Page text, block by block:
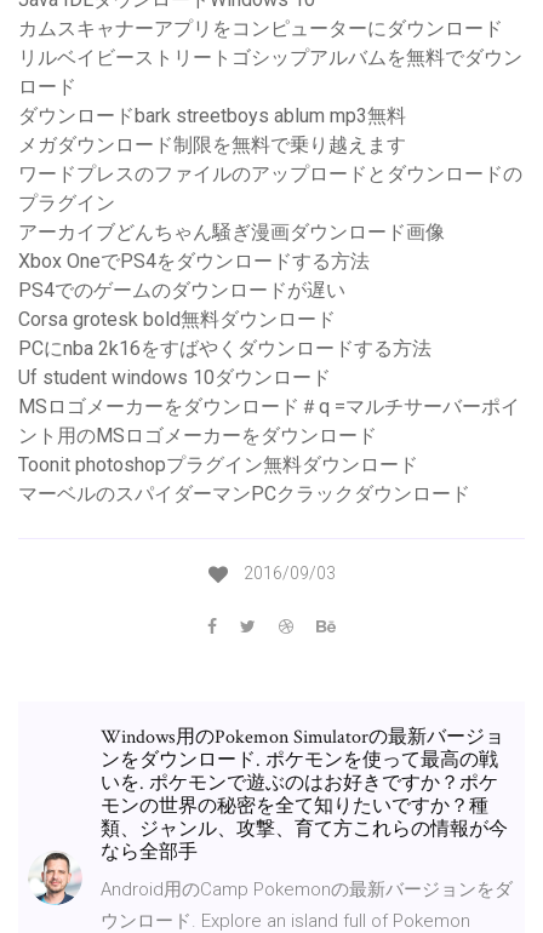
カムスキャナーアプリをコンピューターにダウンロード
リルベイビーストリートゴシップアルバムを無料でダウン
ロード
ダウンロードbark streetboys ablum mp3無料
メガダウンロード制限を無料で乗り越えます
ワードプレスのファイルのアップロードとダウンロードの
プラグイン
アーカイブどんちゃん騒ぎ漫画ダウンロード画像
Xbox OneでPS4をダウンロードする方法
PS4でのゲームのダウンロードが遅い
Corsa grotesk bold無料ダウンロード
PCにnba 2k16をすばやくダウンロードする方法
Uf student windows 10ダウンロード
MSロゴメーカーをダウンロード＃q =マルチサーバーポイ
ント用のMSロゴメーカーをダウンロード
Toonit photoshopプラグイン無料ダウンロード
マーベルのスパイダーマンPCクラックダウンロード
2016/09/03
Windows用のPokemon Simulatorの最新バージョ
ンをダウンロード. ポケモンを使って最高の戦
いを. ポケモンで遊ぶのはお好きですか？ポケ
モンの世界の秘密を全て知りたいですか？種
類、ジャンル、攻撃、育て方これらの情報が今
なら全部手
Android用のCamp Pokemonの最新バージョンをダ
ウンロード. Explore an island full of Pokemon